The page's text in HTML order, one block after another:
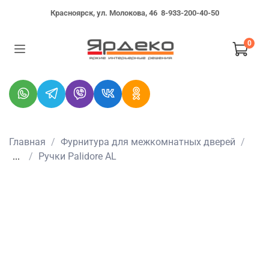
Красноярск, ул. Молокова, 46 8-933-200-40-50
0
Главная
Фурнитура для межкомнатных дверей
...
Ручки Palidore AL